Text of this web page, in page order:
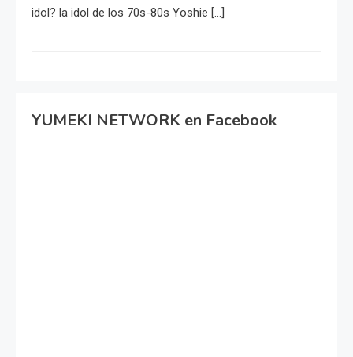
idol? la idol de los 70s-80s Yoshie […]
YUMEKI NETWORK en Facebook